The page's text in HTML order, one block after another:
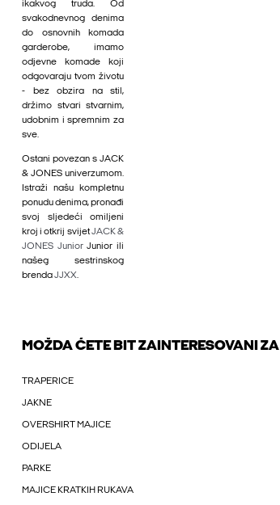
ikakvog truda. Od
svakodnevnog denima
do osnovnih komada
garderobe, imamo
odjevne komade koji
odgovaraju tvom životu
- bez obzira na stil,
držimo stvari stvarnim,
udobnim i spremnim za
sve.
Ostani povezan s JACK
& JONES univerzumom.
Istraži našu kompletnu
ponudu denima, pronađi
svoj sljedeći omiljeni
kroj i otkrij svijetJACK &
JONES JuniorJunior ili
našeg sestrinskog
brendaJJXX.
MOŽDA ĆETE BIT ZAINTERESOVANI ZA
TRAPERICE
JAKNE
OVERSHIRT MAJICE
ODIJELA
PARKE
MAJICE KRATKIH RUKAVA